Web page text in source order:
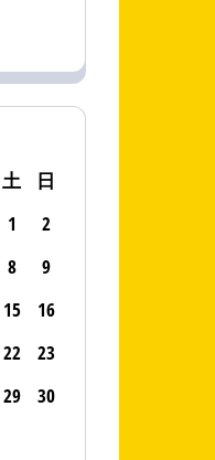
土
日
1
2
8
9
15
16
22
23
29
30